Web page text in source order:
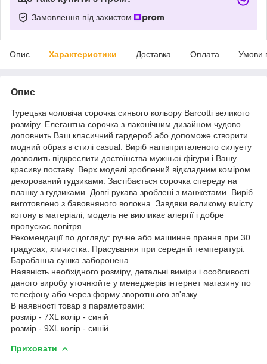
Замовлення під захистом
Опис Характеристики Доставка Оплата Умови
Опис
Турецька чоловіча сорочка синього кольору Barcotti великого
розміру. Елегантна сорочка з лаконічним дизайном чудово
доповнить Ваш класичний гардероб або допоможе створити
модний образ в стилі casual. Виріб напівприталеного силуету
дозволить підкреслити достоїнства мужньої фігури і Вашу
красиву поставу. Верх моделі зроблений відкладним коміром
декорований гудзиками. Застібається сорочка спереду на
планку з гудзиками. Довгі рукава зроблені з манжетами. Виріб
виготовлено з бавовняного волокна. Завдяки великому вмісту
котону в матеріалі, модель не викликає алергії і добре
пропускає повітря.
Рекомендації по догляду: ручне або машинне прання при 30
градусах, хімчистка. Прасування при середній температурі.
Барабанна сушка заборонена.
Наявність необхідного розміру, детальні виміри і особливості
даного виробу уточнюйте у менеджерів інтернет магазину по
телефону або через форму зворотнього зв'язку.
В наявності товар з параметрами:
розмір - 7XL колір - синій
розмір - 9XL колір - синій
Приховати